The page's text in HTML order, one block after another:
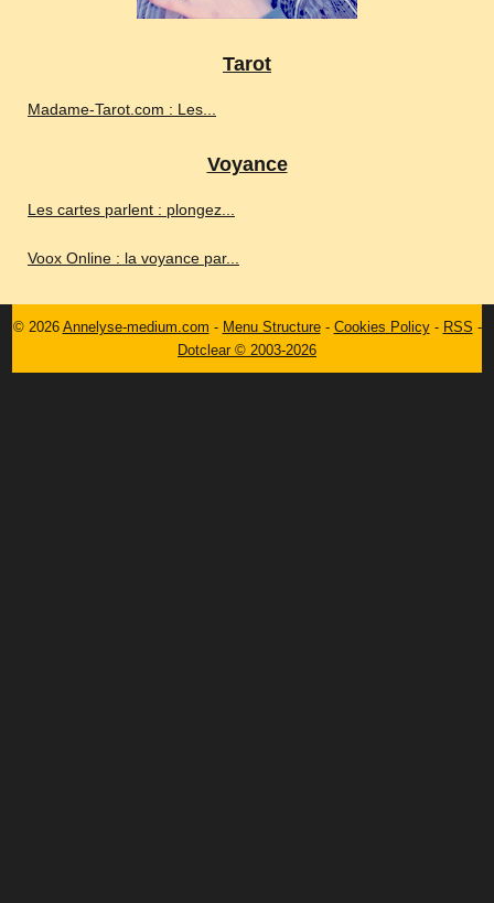
Tarot
Madame-Tarot.com : Les...
Voyance
Les cartes parlent : plongez...
Voox Online : la voyance par...
© 2026 Annelyse-medium.com - Menu Structure- Cookies Policy- RSS -
Dotclear © 2003-2026